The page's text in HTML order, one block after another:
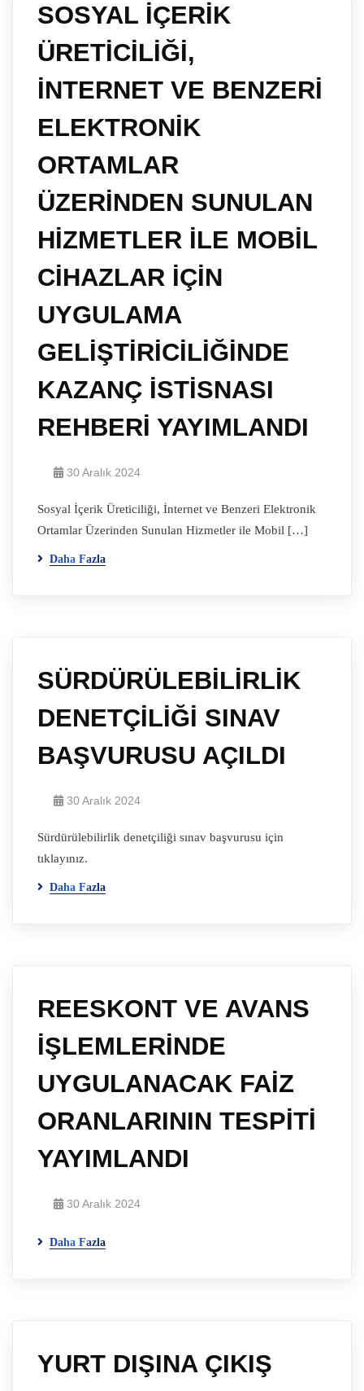
SOSYAL İÇERİK
ÜRETİCİLİĞİ,
İNTERNET VE BENZERİ
ELEKTRONİK
ORTAMLAR
ÜZERİNDEN SUNULAN
HİZMETLER İLE MOBİL
CİHAZLAR İÇİN
UYGULAMA
GELİŞTİRİCİLİĞİNDE
KAZANÇ İSTİSNASI
REHBERİ YAYIMLANDI
30 Aralık 2024
Sosyal İçerik Üreticiliği, İnternet ve Benzeri Elektronik
Ortamlar Üzerinden Sunulan Hizmetler ile Mobil […]
Daha Fazla
SÜRDÜRÜLEBİLİRLİK
DENETÇİLİĞİ SINAV
BAŞVURUSU AÇILDI
30 Aralık 2024
Sürdürülebilirlik denetçiliği sınav başvurusu için
tıklayınız.
Daha Fazla
REESKONT VE AVANS
İŞLEMLERİNDE
UYGULANACAK FAİZ
ORANLARININ TESPİTİ
YAYIMLANDI
30 Aralık 2024
Daha Fazla
YURT DIŞINA ÇIKIŞ